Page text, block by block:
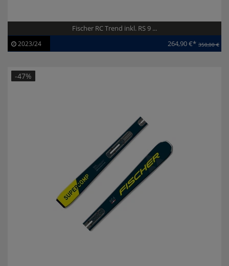
Fischer RC Trend inkl. RS 9 ...
Artikel-ID:
113674
2023/24 264,90 €* 350,00 €
-47%